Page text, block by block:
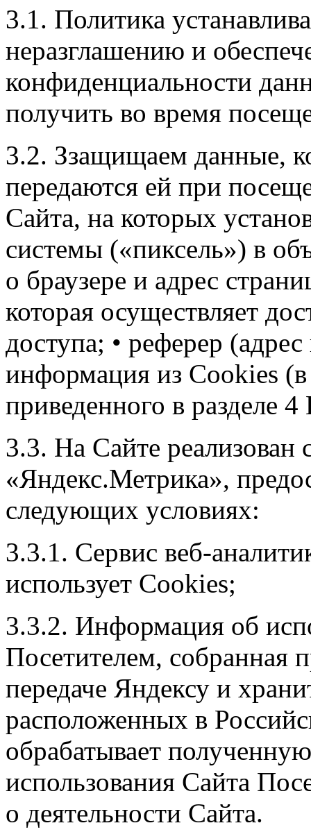
3.1. Политика
неразглашению и
конфиденциальности
получить во время
3.2. Ззащищаем данные,
передаются ей при
Сайта, на которых
системы («пиксель») в
о браузере и адрес
которая осуществляет
доступа; • реферер
информация из Cookies
приведенного в разделе
3.3. На Сайте реализован
«Яндекс.Метрика»,
следующих условиях:
3.3.1. Сервис веб-
использует Cookies;
3.3.2. Информация об
Посетителем,
передаче Яндексу и
расположенных в
обрабатывает
использования Сайта
о деятельности Сайта.